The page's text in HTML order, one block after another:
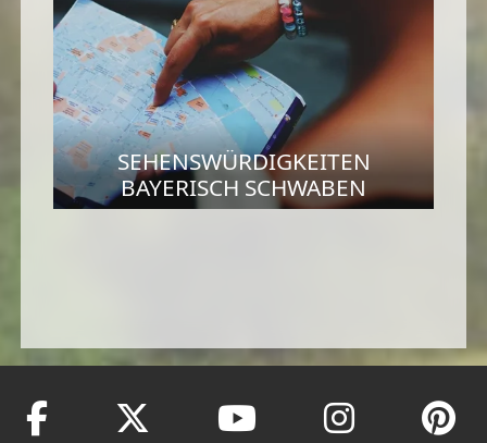
SEHENSWÜRDIGKEITEN
BAYERISCH SCHWABEN